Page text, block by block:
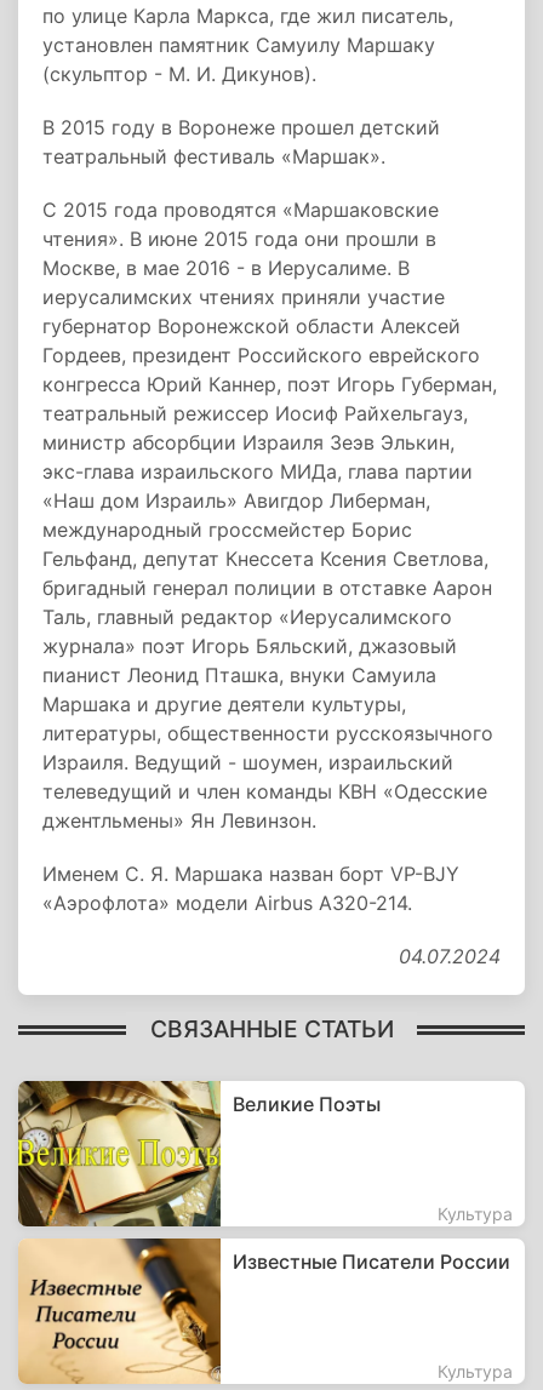
по улице Карла Маркса, где жил писатель,
установлен памятник Самуилу Маршаку
(скульптор - М. И. Дикунов).
В 2015 году в Воронеже прошел детский
театральный фестиваль «Маршак».
С 2015 года проводятся «Маршаковские
чтения». В июне 2015 года они прошли в
Москве, в мае 2016 - в Иерусалиме. В
иерусалимских чтениях приняли участие
губернатор Воронежской области Алексей
Гордеев, президент Российского еврейского
конгресса Юрий Каннер, поэт Игорь Губерман,
театральный режиссер Иосиф Райхельгауз,
министр абсорбции Израиля Зеэв Элькин,
экс-глава израильского МИДа, глава партии
«Наш дом Израиль» Авигдор Либерман,
международный гроссмейстер Борис
Гельфанд, депутат Кнессета Ксения Светлова,
бригадный генерал полиции в отставке Аарон
Таль, главный редактор «Иерусалимского
журнала» поэт Игорь Бяльский, джазовый
пианист Леонид Пташка, внуки Самуила
Маршака и другие деятели культуры,
литературы, общественности русскоязычного
Израиля. Ведущий - шоумен, израильский
телеведущий и член команды КВН «Одесские
джентльмены» Ян Левинзон.
Именем С. Я. Маршака назван борт VP-BJY
«Аэрофлота» модели Airbus A320-214.
04.07.2024
СВЯЗАННЫЕ СТАТЬИ
Великие Поэты
Культура
Известные Писатели России
Культура